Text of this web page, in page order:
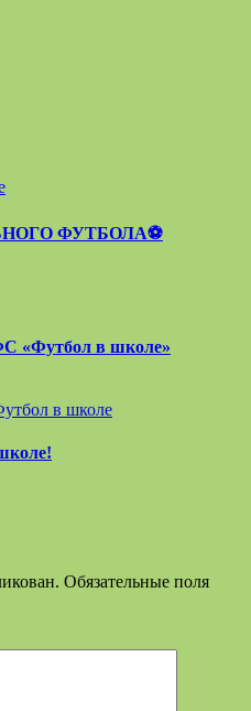
ФУТБОЛА⚽
«Футбол в школе»
в школе
Обязательные поля